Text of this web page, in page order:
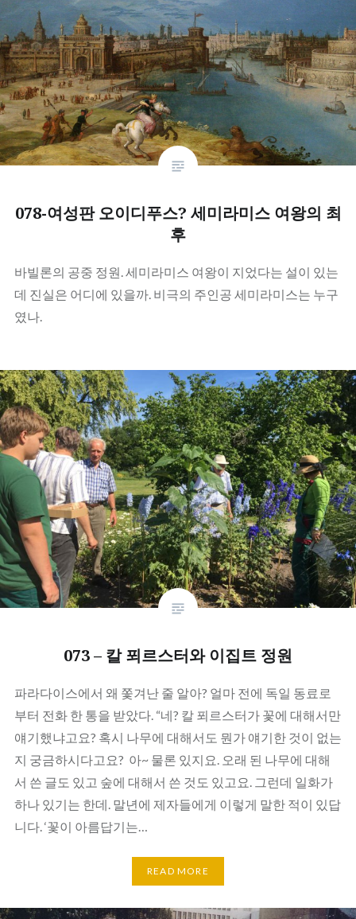
078-여성판 오이디푸스? 세미라미스 여왕의 최
후
바빌론의 공중 정원. 세미라미스 여왕이 지었다는 설이 있는
데 진실은 어디에 있을까. 비극의 주인공 세미라미스는 누구
였나.
073 – 칼 푀르스터와 이집트 정원
파라다이스에서 왜 쫓겨난 줄 알아? 얼마 전에 독일 동료로
부터 전화 한 통을 받았다. “네? 칼 푀르스터가 꽃에 대해서만
얘기했냐고요? 혹시 나무에 대해서도 뭔가 얘기한 것이 없는
지 궁금하시다고요? 아~ 물론 있지요. 오래 된 나무에 대해
서 쓴 글도 있고 숲에 대해서 쓴 것도 있고요. 그런데 일화가
하나 있기는 한데. 말년에 제자들에게 이렇게 말한 적이 있답
니다. ‘꽃이 아름답기는…
READ MORE